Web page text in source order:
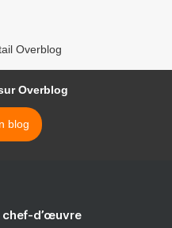
Overblog
Overblog
blog
chef-d’œuvre